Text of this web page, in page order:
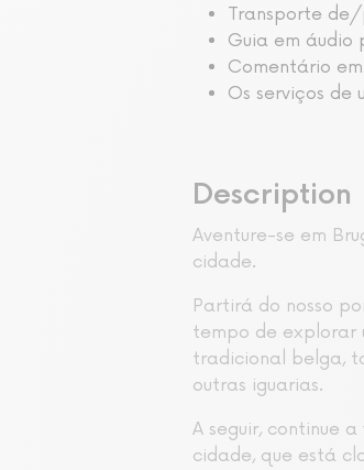
Transporte de/
Guia em áudio
Comentário
Os serviços de
Description
Aventure-se em
cidade.
Partirá do nosso
tempo de explorar
tradicional belga,
outras iguarias.
A seguir, continue
cidade, que está